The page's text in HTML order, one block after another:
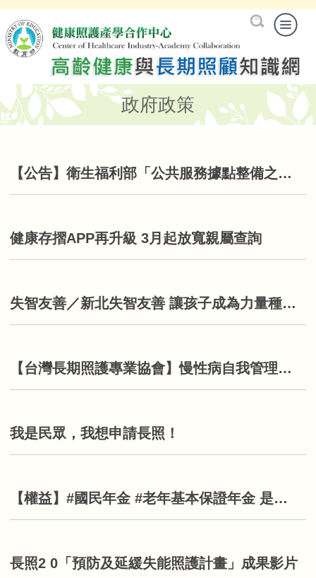
政府政策
【公告】衛生福利部「公共服務據點整備之整建長照衛福據點計畫補助及評選作業要點」修正規定
健康存摺APP再升級 3月起放寬親屬查詢
失智友善／新北失智友善 讓孩子成為力量種子延續愛！
【台灣長期照護專業協會】慢性病自我管理工作坊暨組長訓練工作坊辦理辦法
我是民眾，我想申請長照！
【權益】#國民年金 #老年基本保證年金 是什麼？您知道嗎？
長照2 0「預防及延緩失能照護計畫」成果影片